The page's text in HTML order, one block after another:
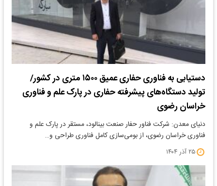
دستیابی به فناوری حفاری عمیق ۱۵۰۰ متری در کشور/
تولید دستگاه‌های پیشرفته حفاری در پارک علم و فناوری
خراسان رضوی
دنیای معدن: شرکت فناور حفار صنعت بینالود، مستقر در پارک علم و
فناوری خراسان رضوی، از بومی‌سازی کامل فناوری طراحی و…
۲۵ آذر ۱۴۰۴